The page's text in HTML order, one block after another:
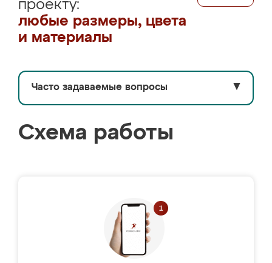
проекту:
любые размеры, цвета
и материалы
Часто задаваемые вопросы ▼
Схема работы